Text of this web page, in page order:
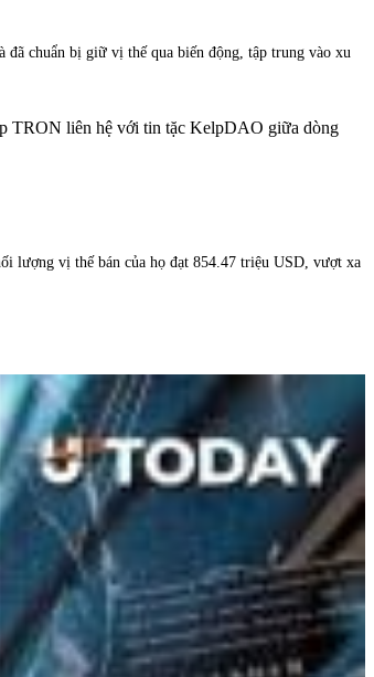
chuẩn bị giữ vị thế qua biến động, tập trung vào xu
TRON liên hệ với tin tặc KelpDAO giữa dòng
lượng vị thế bán của họ đạt 854.47 triệu USD, vượt xa